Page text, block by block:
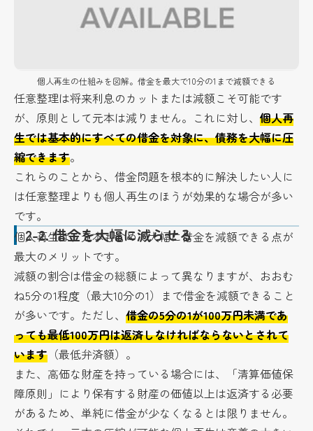
個人再生の仕組みを図解。借金を最大で10分の1まで減額できる
任意整理は将来利息のカットまたは減額こそ可能です
が、原則として元本は減りません。これに対し、個人再
生では基本的にすべての借金を対象に、債務を大幅に圧
縮できます。
これらのことから、借金問題を根本的に解決したい人に
は任意整理よりも個人再生のほうが効果的な場合が多い
です。
2-2.借金を大幅に減らせる
個人再生は、元本も含めて大幅に借金を減額できる点が
最大のメリットです。
減額の割合は借金の総額によって異なりますが、おおむ
ね5分の1程度（最大10分の1）まで借金を減額できること
が多いです。ただし、借金の5分の1が100万円未満であ
っても最低100万円は返済しなければならないとされて
います （最低弁済額）。
また、高価な財産を持っている場合には、「清算価値保
障原則」により保有する財産の価値以上は返済する必要
があるため、単純に借金が少なくなるとは限りません。